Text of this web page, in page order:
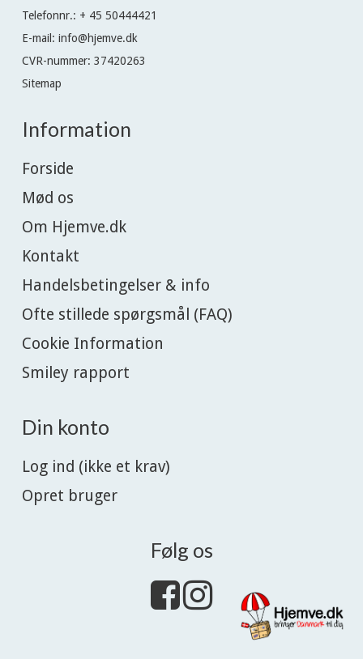
Telefonnr.: + 45 50444421
E-mail: info@hjemve.dk
CVR-nummer: 37420263
Sitemap
Information
Forside
Mød os
Om Hjemve.dk
Kontakt
Handelsbetingelser & info
Ofte stillede spørgsmål (FAQ)
Cookie Information
Smiley rapport
Din konto
Log ind (ikke et krav)
Opret bruger
Følg os